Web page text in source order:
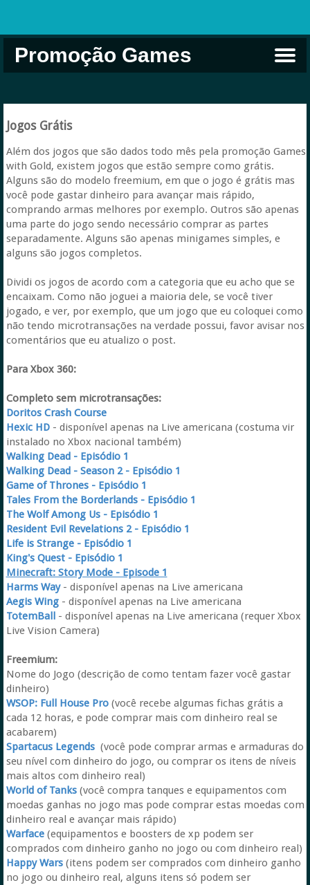
Promoção Games
Jogos Grátis
Além dos jogos que são dados todo mês pela promoção Games
with Gold, existem jogos que estão sempre como grátis.
Alguns são do modelo freemium, em que o jogo é grátis mas
você pode gastar dinheiro para avançar mais rápido,
comprando armas melhores por exemplo. Outros são apenas
uma parte do jogo sendo necessário comprar as partes
separadamente. Alguns são apenas minigames simples, e
alguns são jogos completos.
Dividi os jogos de acordo com a categoria que eu acho que se
encaixam. Como não joguei a maioria dele, se você tiver
jogado, e ver, por exemplo, que um jogo que eu coloquei como
não tendo microtransações na verdade possui, favor avisar nos
comentários que eu atualizo o post.
Para Xbox 360:
Completo sem microtransações:
Doritos Crash Course
Hexic HD- disponível apenas na Live americana (costuma vir
instalado no Xbox nacional também)
Walking Dead - Episódio 1
Walking Dead - Season 2 - Episódio 1
Game of Thrones - Episódio 1
Tales From the Borderlands - Episódio 1
The Wolf Among Us - Episódio 1
Resident Evil Revelations 2 - Episódio 1
Life is Strange - Episódio 1
King's Quest - Episódio 1
Minecraft: Story Mode - Episode 1
Harms Way- disponível apenas na Live americana
Aegis Wing- disponível apenas na Live americana
TotemBall- disponível apenas na Live americana (requer Xbox
Live Vision Camera)
Freemium:
Nome do Jogo (descrição de como tentam fazer você gastar
dinheiro)
WSOP: Full House Pro(você recebe algumas fichas grátis a
cada 12 horas, e pode comprar mais com dinheiro real se
acabarem)
Spartacus Legends(você pode comprar armas e armaduras do
seu nível com dinheiro do jogo, ou comprar os itens de níveis
mais altos com dinheiro real)
World of Tanks(você compra tanques e equipamentos com
moedas ganhas no jogo mas pode comprar estas moedas com
dinheiro real e avançar mais rápido)
Warface(equipamentos e boosters de xp podem ser
comprados com dinheiro ganho no jogo ou com dinheiro real)
Happy Wars(itens podem ser comprados com dinheiro ganho
no jogo ou dinheiro real, alguns itens só podem ser